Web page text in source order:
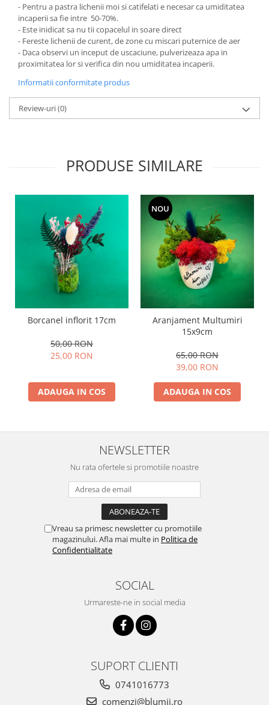
- Pentru a pastra lichenii moi si catifelati e necesar ca umiditatea
incaperii sa fie intre 50-70%.
- Este inidicat sa nu tii copacelul in soare direct
- Fereste lichenii de curent, de zone cu miscari puternice de aer
- Daca observi un inceput de uscaciune, pulverizeaza apa in
proximitatea lor si verifica din nou umiditatea incaperii.
Informatii conformitate produs
Review-uri(0)
PRODUSE SIMILARE
Borcanel inflorit 17cm
50,00 RON
25,00 RON
ADAUGA IN COS
NOU
Aranjament Multumiri
15x9cm
65,00 RON
39,00 RON
ADAUGA IN COS
NEWSLETTER
Nu rata ofertele si promotiile noastre
Vreau sa primesc newsletter cu promotiile
magazinului. Afla mai multe in Politica de
Confidentialitate
SOCIAL
Urmareste-ne in social media
SUPORT CLIENTI
0741016773
comenzi@blumii.ro